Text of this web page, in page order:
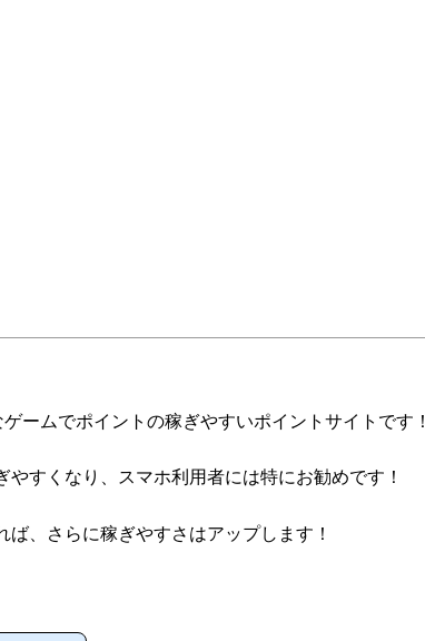
ームでポイントの稼ぎやすいポイントサイトです！
やすくなり、スマホ利用者には特にお勧めです！
ば、さらに稼ぎやすさはアップします！